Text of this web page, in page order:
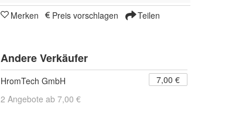
Merken Preis vorschlagen Teilen
Andere Verkäufer
HromTech GmbH
7,00 €
2 Angebote ab 7,00 €